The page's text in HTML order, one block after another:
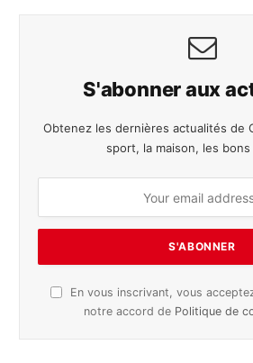
S'abonner aux
Obtenez les dernières actualités de
sport, la maison, les bons
En vous inscrivant, vous
notre accord de Politique de